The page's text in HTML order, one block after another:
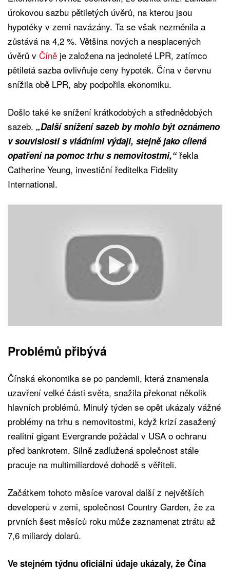
úrokovou sazbu pětiletých úvěrů, na kterou jsou
hypotéky v zemi navázány. Ta se však nezměnila a
zůstává na 4,2 %. Většina nových a nesplacených
úvěrů v Číně je založena na jednoleté LPR, zatímco
pětiletá sazba ovlivňuje ceny hypoték. Čína v červnu
snížila obě LPR, aby podpořila ekonomiku.
Došlo také ke snížení krátkodobých a střednědobých
sazeb. „Další snížení sazeb by mohlo být oznámeno
v souvislosti s vládními výdaji, stejně jako cílená
opatření na pomoc trhu s nemovitostmi,“řekla
Catherine Yeung, investiční ředitelka Fidelity
International.
Problémů přibývá
Čínská ekonomika se po pandemii, která znamenala
uzavření velké části světa, snažila překonat několik
hlavních problémů. Minulý týden se opět ukázaly vážné
problémy na trhu s nemovitostmi, když krizí zasažený
realitní gigant Evergrande požádal v USA o ochranu
před bankrotem. Silně zadlužená společnost stále
pracuje na multimiliardové dohodě s věřiteli.
Začátkem tohoto měsíce varoval další z největších
developerů v zemi, společnost Country Garden, že za
prvních šest měsíců roku může zaznamenat ztrátu až
7,6 miliardy dolarů.
Ve stejném týdnu oficiální údaje ukázaly, že Čína